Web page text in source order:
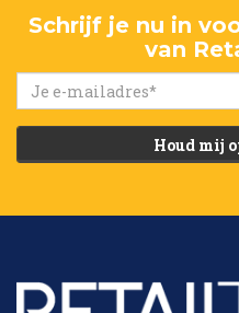
Schrijf je nu in
van
Houd mij